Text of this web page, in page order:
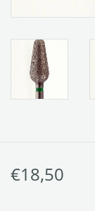
€18,50